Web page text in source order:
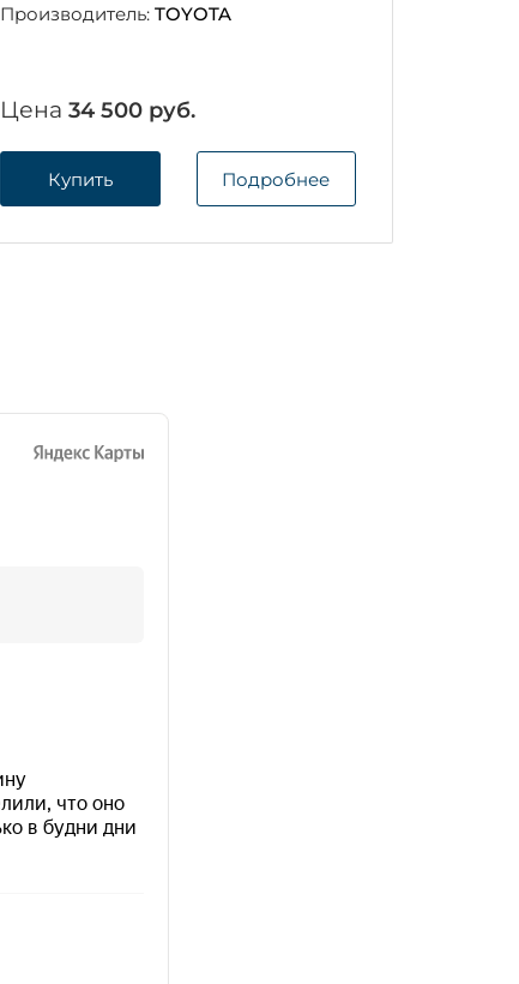
Производитель: TOYOTA
Цена 34 500 руб.
Купить Подробнее